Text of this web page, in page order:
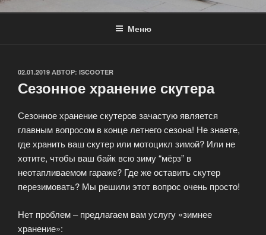
ISCOOTER
Аренда скутера
Меню
ОПУБЛИКОВАНО
02.01.2019 АВТОР: ISCOOTER
Сезонное хранение скутера
Сезонное хранение скутеров зачастую является
главным вопросом в конце летнего сезона! Не знаете,
где хранить ваш скутер или мотоцикл зимой? Или не
хотите, чтобы ваш байк всю зиму “мёрз” в
неотапливаемом гараже? Где же оставить скутер
перезимовать? Мы решили этот вопрос очень просто!
Нет проблем – предлагаем вам услугу «зимнее
хранение»: